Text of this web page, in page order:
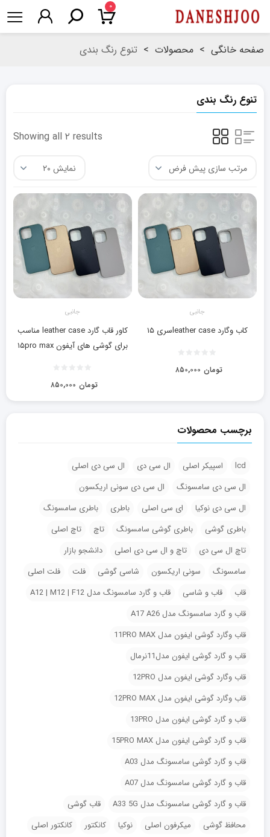
۰
صفحه خانگی > محصولات > تنوع رنگ بندی
تنوع رنگ بندی
Showing all ۲ results
جانبی
کاب وگارد leather caseسری ۱۵
۸۵۰,۰۰۰ تومان
جانبی
کاور قاب گارد leather case مناسب
برای گوشی های آیفون ۱۵pro max
۸۵۰,۰۰۰ تومان
برچسب محصولات
lcd اسپیکر اصلی ال سی دی
ال سی دی اصلی
ال سی دی سامسونگ
ال سی دی سونی اریکسون
ال سی دی نوکیا
ای سی اصلی باطری
باطری سامسونگ
باطری گوشی
باطری گوشی سامسونگ تاچ
تاچ اصلی
تاچ ال سی دی
تاچ و ال سی دی اصلی
دانشجو بازار
سامسونگ
سونی اریکسون شاسی گوشی فلت
فلت اصلی
قاب
قاب و شاسی
قاب و گارد سامسونگ مدل A12 | M12 | F12
قاب و گارد سامسونگ مدل A17 A26
قاب وگارد گوشی ایفون مدل 11PRO MAX
قاب و گارد گوشی ایفون مدل11نرمال
قاب وگارد گوشی ایفون مدل 12PRO
قاب وگارد گوشی ایفون مدل 12PRO MAX
قاب و گارد گوشی ایفون مدل 13PRO
قاب و گارد گوشی ایفون مدل 15PRO MAX
قاب و گارد گوشی سامسونگ مدل A03
قاب و گارد گوشی سامسونگ مدل A07
قاب و گارد گوشی سامسونگ مدل A33 5G
قاب گوشی
محافظ گوشی
میکرفون اصلی نوکیا کانکتور
کانکتور اصلی